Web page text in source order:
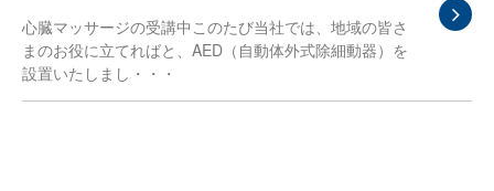
心臓マッサージの受講中このたび当社では、地域の皆さ
まのお役に立てればと、AED（自動体外式除細動器）を
設置いたしまし・・・